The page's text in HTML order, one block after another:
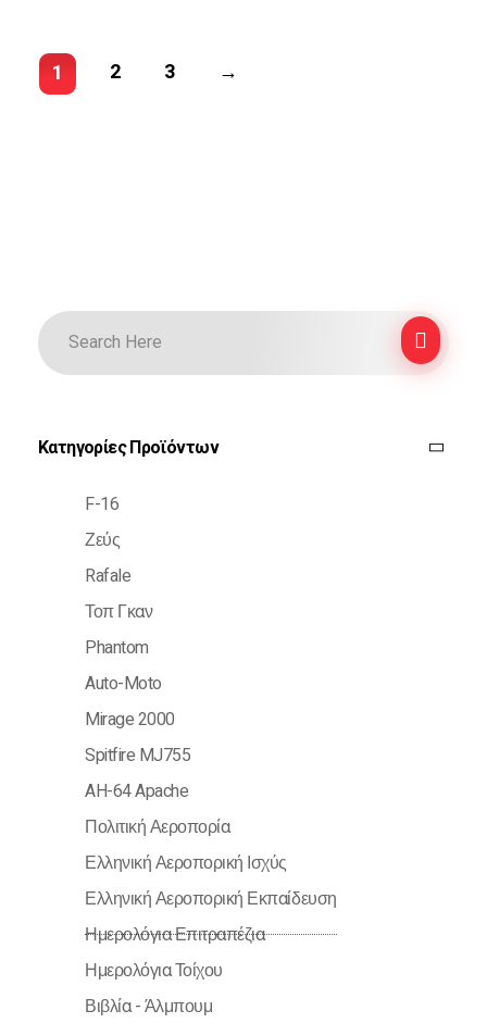
1 2 3 →
Κατηγορίες Προϊόντων
F-16
Ζεύς
Rafale
Τοπ Γκαν
Phantom
Auto-Moto
Mirage 2000
Spitfire MJ755
AH-64 Apache
Πολιτική Αεροπορία
Ελληνική Αεροπορική Ισχύς
Ελληνική Αεροπορική Εκπαίδευση
Ημερολόγια Επιτραπέζια
Ημερολόγια Τοίχου
Βιβλία - Άλμπουμ